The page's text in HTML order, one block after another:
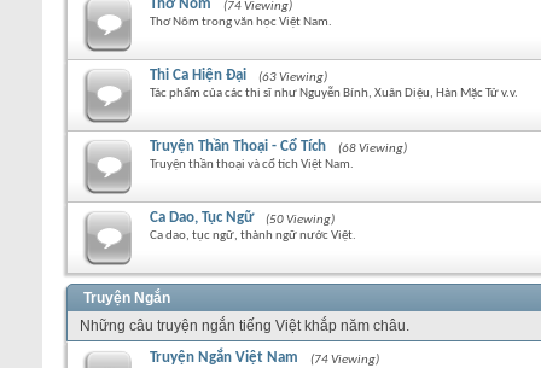
Thơ Nôm
(74 Viewing)
Thơ Nôm trong văn học Việt Nam.
Thi Ca Hiện Đại
(63 Viewing)
Tác phẩm của các thi sĩ như Nguyễn Bính, Xuân Diệu, Hàn Mặc Tử v.v.
Truyện Thần Thoại - Cổ Tích
(68 Viewing)
Truyện thần thoại và cổ tích Việt Nam.
Ca Dao, Tục Ngữ
(50 Viewing)
Ca dao, tục ngữ, thành ngữ nước Việt.
Truyện Ngắn
Những câu truyện ngắn tiếng Việt khắp năm châu.
Truyện Ngắn Việt Nam
(74 Viewing)